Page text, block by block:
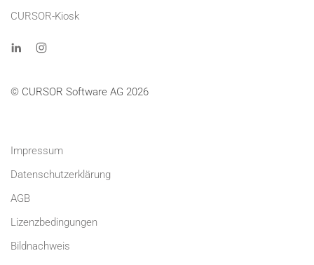
CURSOR-Kiosk
© CURSOR Software AG 2026
Impressum
Datenschutzerklärung
AGB
Lizenzbedingungen
Bildnachweis